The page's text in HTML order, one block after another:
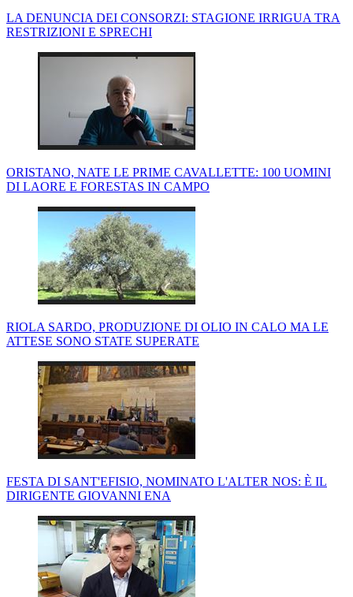
LA DENUNCIA DEI CONSORZI: STAGIONE IRRIGUA TRA
RESTRIZIONI E SPRECHI
ORISTANO, NATE LE PRIME CAVALLETTE: 100 UOMINI
DI LAORE E FORESTAS IN CAMPO
RIOLA SARDO, PRODUZIONE DI OLIO IN CALO MA LE
ATTESE SONO STATE SUPERATE
FESTA DI SANT'EFISIO, NOMINATO L'ALTER NOS: È IL
DIRIGENTE GIOVANNI ENA